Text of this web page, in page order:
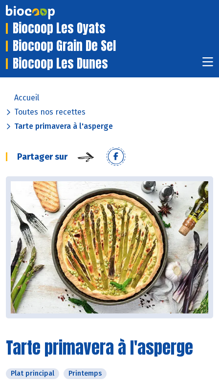
Biocoop Les Oyats
Biocoop Grain De Sel
Biocoop Les Dunes
Accueil
Toutes nos recettes
Tarte primavera à l'asperge
Partager sur
Tarte primavera à l'asperge
Plat principal Printemps